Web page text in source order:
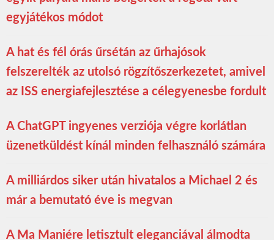
egyjátékos módot
A hat és fél órás űrsétán az űrhajósok
felszerelték az utolsó rögzítőszerkezetet, amivel
az ISS energiafejlesztése a célegyenesbe fordult
A ChatGPT ingyenes verziója végre korlátlan
üzenetküldést kínál minden felhasználó számára
A milliárdos siker után hivatalos a Michael 2 és
már a bemutató éve is megvan
A Ma Maniére letisztult eleganciával álmodta